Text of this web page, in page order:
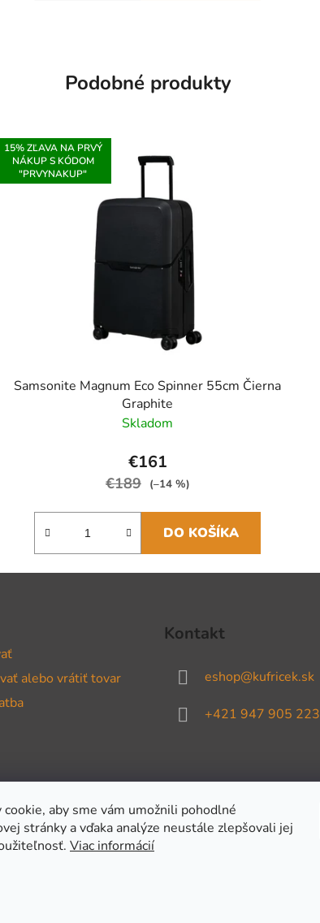
cookie, aby sme vám umožnili pohodlné
stránky a vďaka analýze neustále zlepšovali jej
Viac informácií
Podobné produkty
15% ZĽAVA NA PRVÝ
NÁKUP S KÓDOM
"PRVYNAKUP"
Samsonite Magnum Eco Spinner 55cm Čierna
Graphite
Skladom
€161
€189 (–14 %)
DO KOŠÍKA
alebo vrátiť tovar
Kontakt
eshop@kufricek.sk
+421 947 905 223